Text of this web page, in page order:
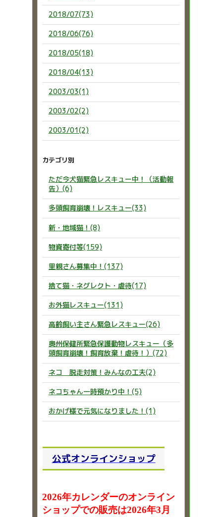
2018/07(73)
2018/06(76)
2018/05(18)
2018/04(13)
2003/03(1)
2003/02(2)
2003/01(2)
カテゴリ別
ただ今犬猫緊急レスキュー中！（活動報
告）(6)
多頭飼育崩壊！レスキュー(33)
新・地域猫！(8)
物資寄付等(159)
里親さん募集中！(137)
捨て猫・ネグレクト・虐待(17)
お外猫レスキュー(131)
高齢飼い主さん緊急レスキュー(26)
奥州保健所緊急保護動物レスキュー（多
頭飼育崩壊！飼育放棄！虐待！）(72)
ネコ 脱走対策！みんなの工夫(2)
ネコちゃん一時預かり中！(5)
おかげ様で元気になりました！(1)
公式オンラインショップ
2026年カレンダーのオンライン
ショップでの販売は2026年3月